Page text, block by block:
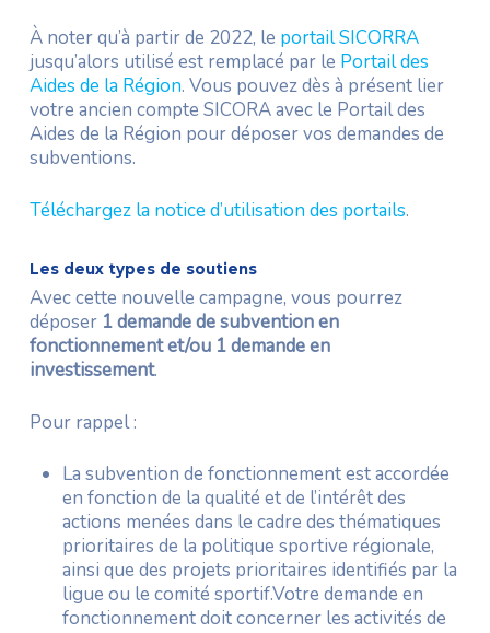
À noter qu’à partir de 2022, le portail SICORRA
jusqu’alors utilisé est remplacé par le Portail des
Aides de la Région. Vous pouvez dès à présent lier
votre ancien compte SICORA avec le Portail des
Aides de la Région pour déposer vos demandes de
subventions.
Téléchargez la notice d’utilisation des portails.
Les deux types de soutiens
Avec cette nouvelle campagne, vous pourrez
déposer 1 demande de subvention en
fonctionnement et/ou 1 demande en
investissement.
Pour rappel :
La subvention de fonctionnement est accordée
en fonction de la qualité et de l’intérêt des
actions menées dans le cadre des thématiques
prioritaires de la politique sportive régionale,
ainsi que des projets prioritaires identifiés par la
ligue ou le comité sportif.Votre demande en
fonctionnement doit concerner les activités de